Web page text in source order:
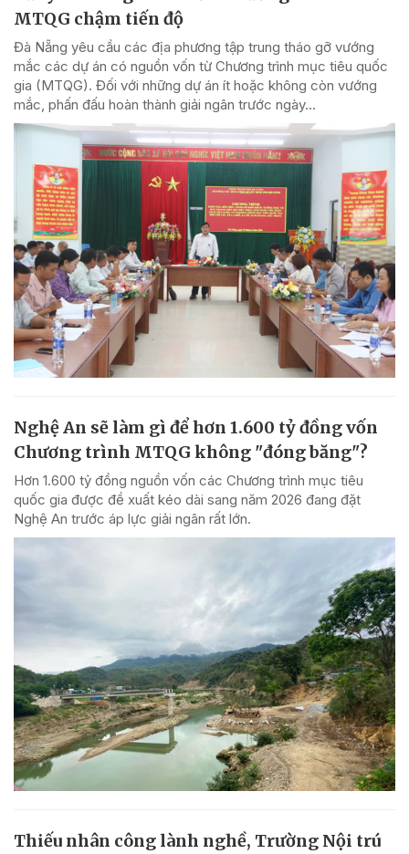
MTQG chậm tiến độ
Đà Nẵng yêu cầu các địa phương tập trung tháo gỡ vướng
mắc các dự án có nguồn vốn từ Chương trình mục tiêu quốc
gia (MTQG). Đối với những dự án ít hoặc không còn vướng
mắc, phấn đấu hoàn thành giải ngân trước ngày...
Nghệ An sẽ làm gì để hơn 1.600 tỷ đồng vốn
Chương trình MTQG không "đóng băng"?
Hơn 1.600 tỷ đồng nguồn vốn các Chương trình mục tiêu
quốc gia được đề xuất kéo dài sang năm 2026 đang đặt
Nghệ An trước áp lực giải ngân rất lớn.
Thiếu nhân công lành nghề, Trường Nội trú